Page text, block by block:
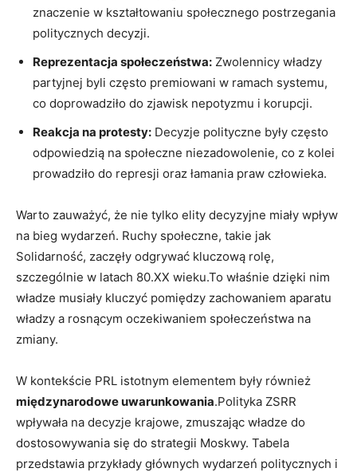
znaczenie w kształtowaniu społecznego postrzegania
politycznych decyzji.
Reprezentacja społeczeństwa: Zwolennicy władzy
partyjnej byli często premiowani w ramach systemu,
co doprowadziło do zjawisk nepotyzmu i korupcji.
Reakcja na protesty: Decyzje polityczne były często
odpowiedzią na społeczne niezadowolenie, co z kolei
prowadziło do represji oraz łamania praw człowieka.
Warto zauważyć, że nie tylko elity decyzyjne miały wpływ
na bieg wydarzeń. Ruchy społeczne, takie jak
Solidarność, zaczęły odgrywać kluczową rolę,
szczególnie w latach 80.XX wieku.To właśnie dzięki nim
władze musiały kluczyć pomiędzy zachowaniem aparatu
władzy a rosnącym oczekiwaniem społeczeństwa na
zmiany.
W kontekście PRL istotnym elementem były również
międzynarodowe uwarunkowania.Polityka ZSRR
wpływała na decyzje krajowe, zmuszając władze do
dostosowywania się do strategii Moskwy. Tabela
przedstawia przykłady głównych wydarzeń politycznych i